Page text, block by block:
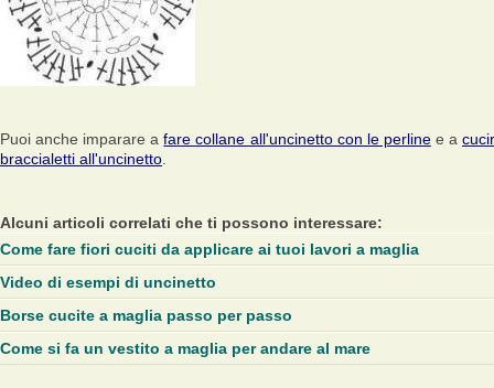
Puoi anche imparare afare collane all'uncinetto con le perlinee a
braccialetti all'uncinetto.
Alcuni articoli correlati che ti possono interessare:
Come fare fiori cuciti da applicare ai tuoi lavori a maglia
Video di esempi di uncinetto
Borse cucite a maglia passo per passo
Come si fa un vestito a maglia per andare al mare